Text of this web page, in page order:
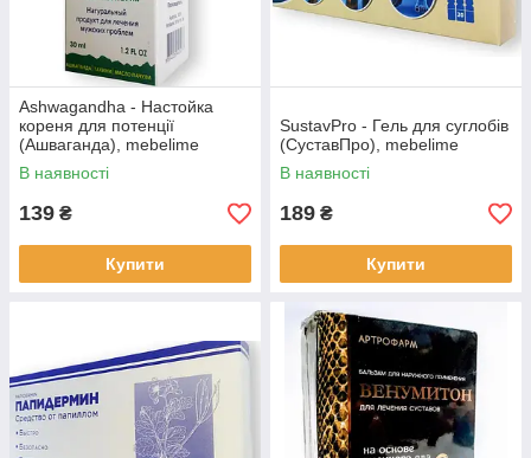
Ashwagandha - Настойка
кореня для потенції
(Ашваганда), mebelime
В наявності
139 ₴
Купити
SustavPro - Гель для суглобів
(СуставПро), mebelime
В наявності
189 ₴
Купити